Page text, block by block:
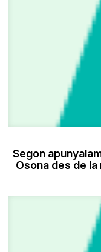
Segon
Osona des de